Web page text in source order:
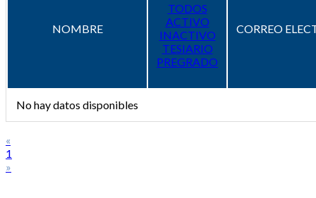
NOMBRE
TODOS
ACTIVO
INACTIVO
TESIARIO
PREGRADO
CORREO
No hay datos disponibles
«
1
»